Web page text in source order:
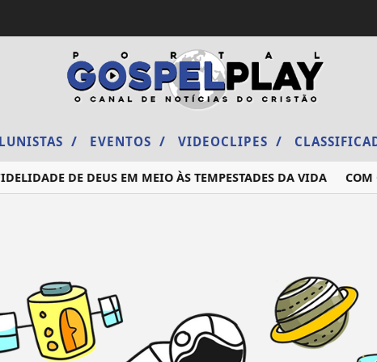
/ EVENTOS / VIDEOCLIPES /
DE DEUS EM MEIO ÀS TEMPESTADES DA VIDA COM